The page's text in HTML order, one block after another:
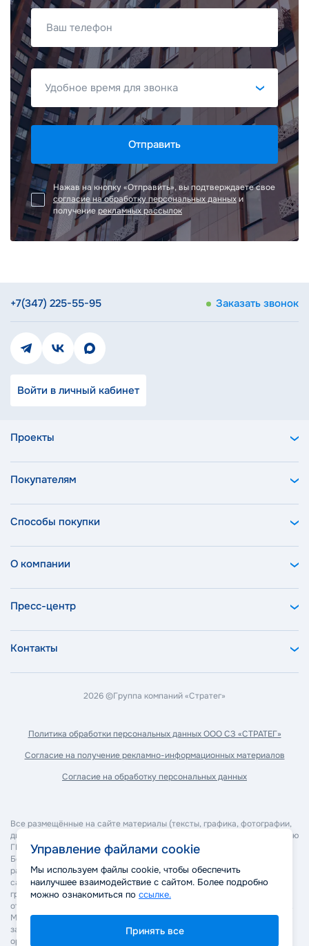
Ваш телефон
Отправить
Нажав на кнопку «Отправить», вы подтверждаете свое
согласие на обработку персональных данныхи
получениерекламных рассылок
Проекты
Покупателям
Способы покупки
О компании
Пресс-центр
Контакты
+7(347) 225-55-95 Заказать звонок
Войти в личный кабинет
2026 ©Группа компаний «Стратег»
Политика обработкиперсональных данных ООО СЗ «СТРАТЕГ»
Согласие на получениерекламно-информационных материалов
Согласие на обработку персональных данных
Все размещённые на сайте материалы (тексты, графика, фотографии,
дизайн, программное обеспечение и прочее) являются собственностью
ГК "Стратег" и охраняются в соответствии с законодательством РФ.
Без согласия правообладателя запрещается копирование,
распространение, изменение или иное использование материалов
сайта. Нарушение авторских и смежных прав может повлечь
гражданско-правовую, административную и уголовную
ответственность в соответствии с действующим законодательством.
Мы оставляем за собой право применять все законные меры для
защиты своих прав, включая обращение в суд и правоохранительные
органы.
Управление файлами cookie
Мы используем файлы cookie, чтобы обеспечить
наилучшее взаимодействие с сайтом. Более подробно
можно ознакомиться по ссылке.
Принять все